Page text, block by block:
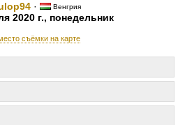
· Венгрия
2020 г., понедельник
съёмки на карте